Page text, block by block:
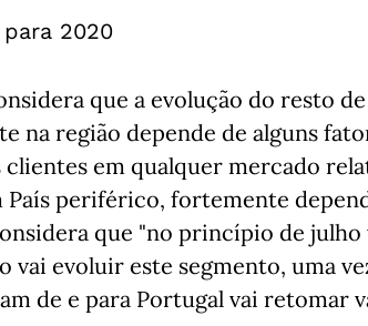
2020
que a evolução do resto
na região depende de alguns
em qualquer mercado
País periférico, fortemente
que "no princípio de
vai evoluir este segmento, uma
de e para Portugal vai retomar